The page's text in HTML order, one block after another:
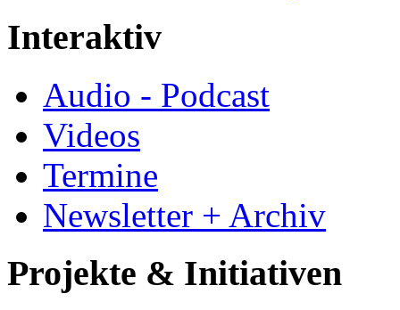
Interaktiv
Audio - Podcast
Videos
Termine
Newsletter + Archiv
Projekte & Initiativen